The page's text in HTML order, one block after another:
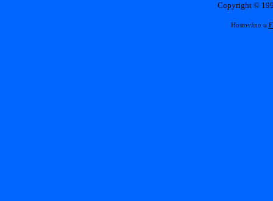
Copyright ©
Hostováno u